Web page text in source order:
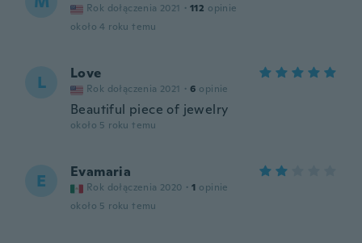
Rok dołączenia 2021 · 112 opinie
około 4 roku temu
L Love
Rok dołączenia 2021 · 6 opinie
Beautiful piece of jewelry
około 5 roku temu
E Evamaria
Rok dołączenia 2020 · 1 opinie
około 5 roku temu